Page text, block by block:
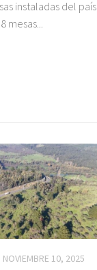
instaladas del país
mesas...
NOVIEMBRE 10, 2025